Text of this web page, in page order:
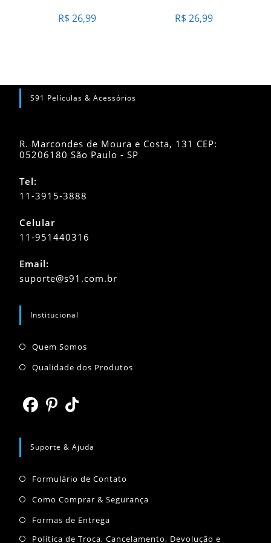
R$ 26,99 R$ 26,99
S91 Películas & Acessórios
R. Marcondes de Moura e Costa, 131 CEP:
05206180 São Paulo - SP
Tel:
11-3915-3888
Celular
11-951440316
em
seu
Email:
suporte@s91.com.brAbre
Institucional
Quem SomosAbre
Qualidade dos ProdutosAbre
em
nova
aba
em
nova
aba
em
nova
Suporte & Ajuda
Formulário de Contato
Como Comprar & SegurançaAbre
Formas de EntregaAbre
em
Política de Troca, Cancelamento, Devolução e